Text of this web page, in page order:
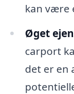
kan være
Øget
carport
det er en